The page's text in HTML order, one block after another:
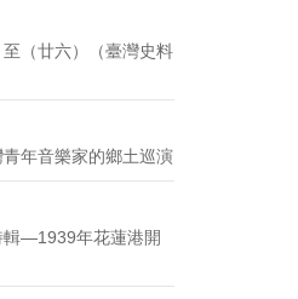
（廿六）（臺灣史料
年音樂家的鄉土巡演
輯—1939年花蓮港開